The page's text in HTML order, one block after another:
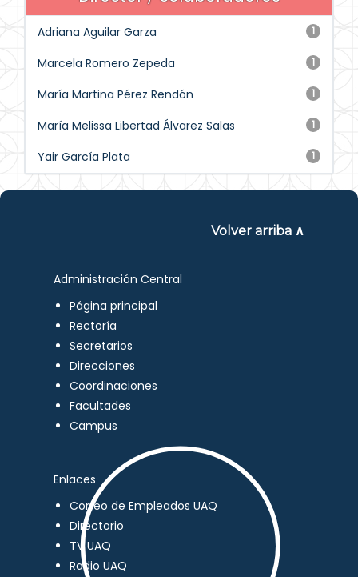
1
Adriana Aguilar Garza
1
Marcela Romero Zepeda
1
María Martina Pérez Rendón
1
María Melissa Libertad Álvarez Salas
1
Yair García Plata
Volver arriba ∧
Administración Central
Página principal
Rectoría
Secretarios
Direcciones
Coordinaciones
Facultades
Campus
Enlaces
Correo de Empleados UAQ
Directorio
TV UAQ
Radio UAQ